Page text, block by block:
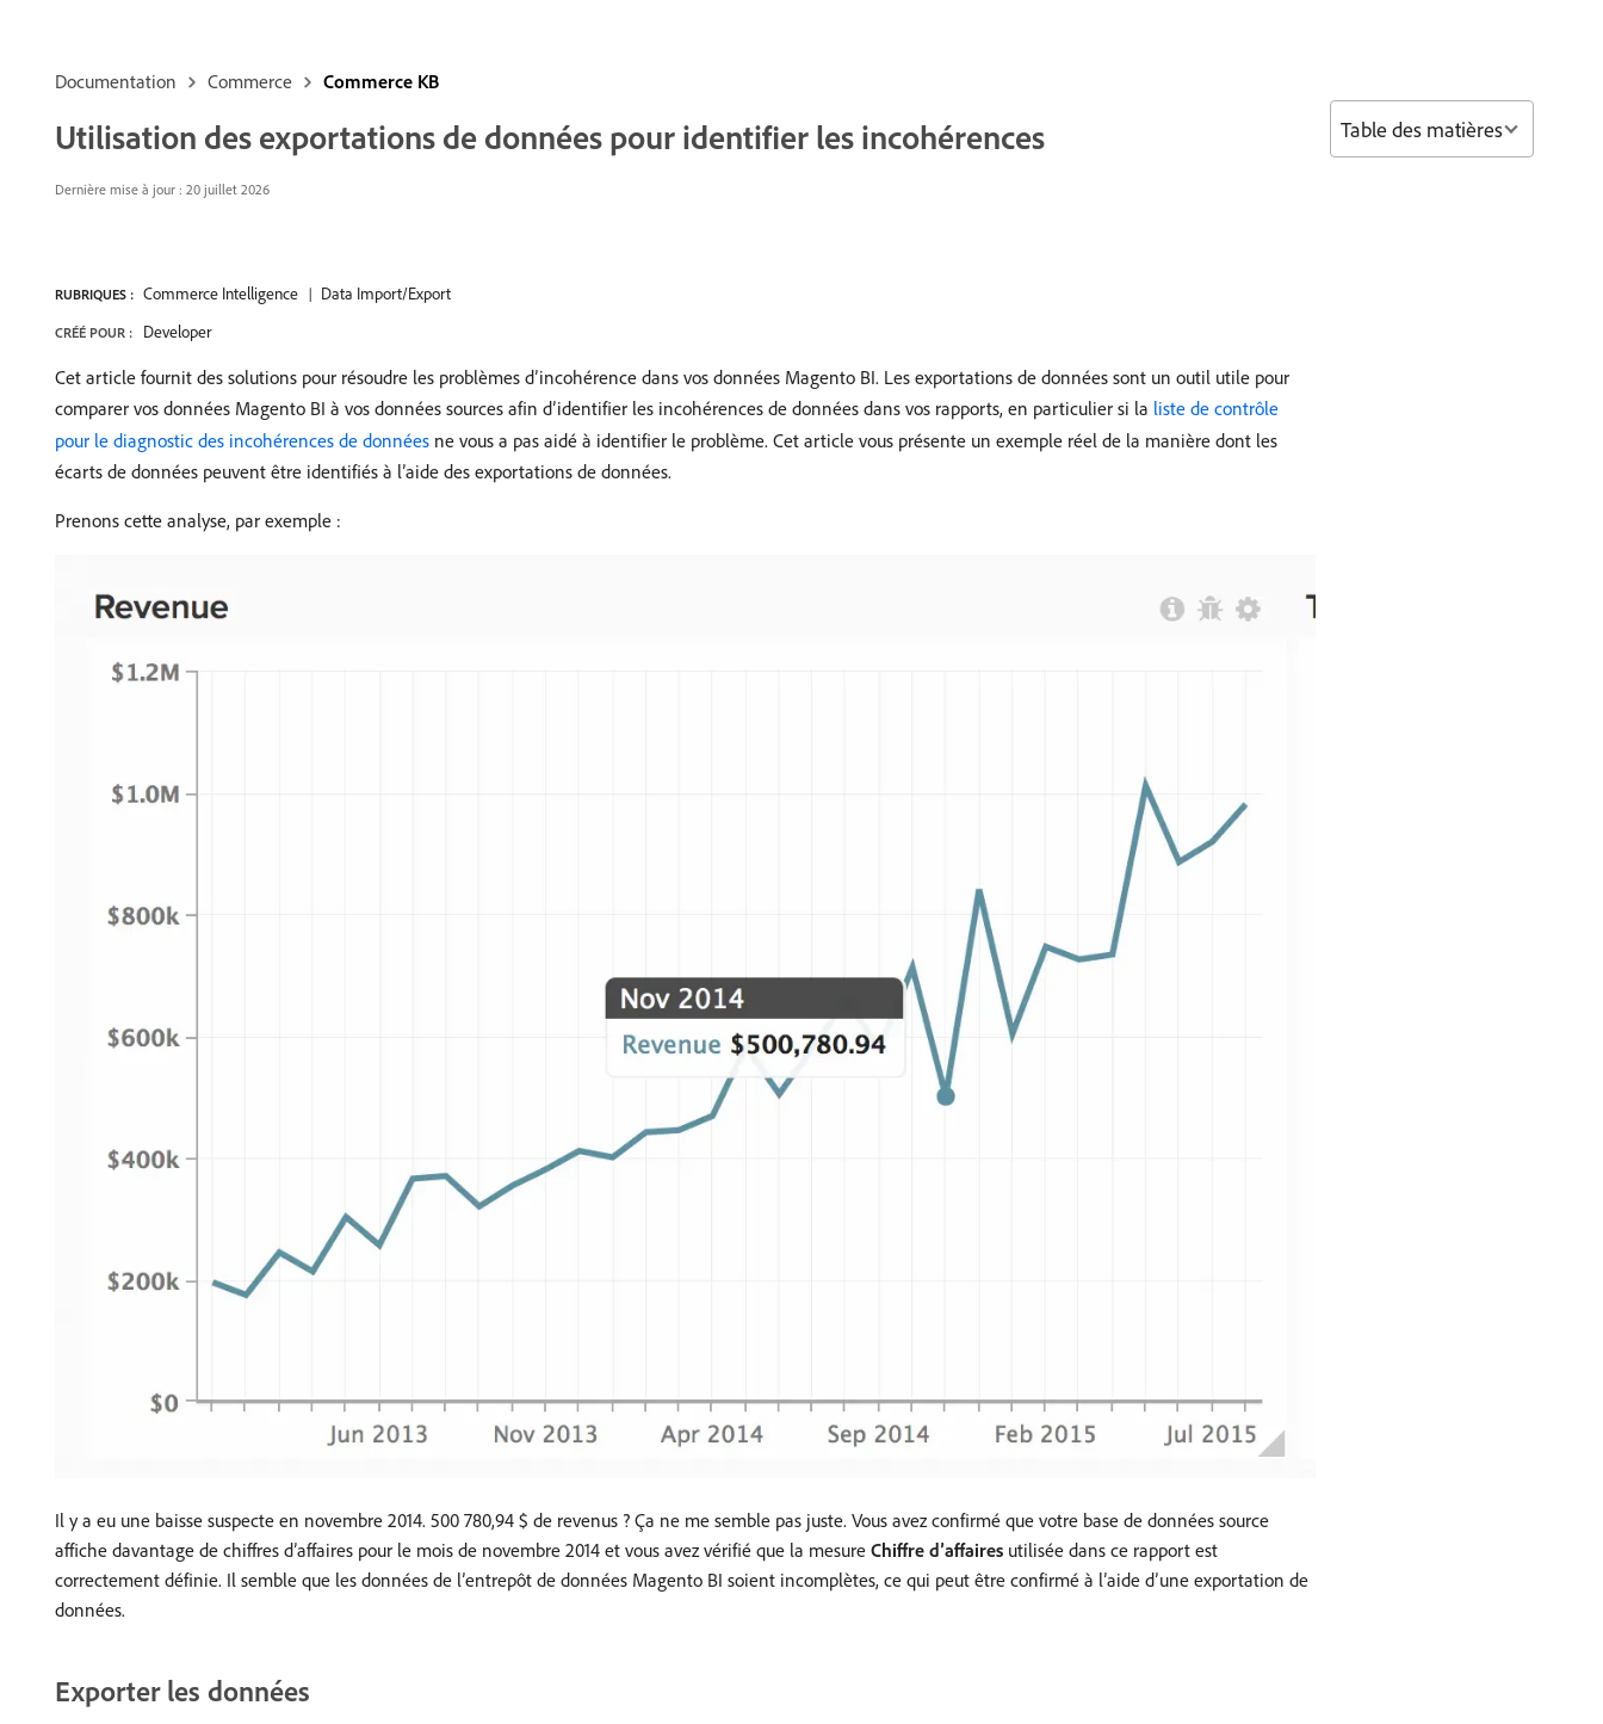
Documentation Commerce Commerce KB
Utilisation des exportations de données pour identifier les incohérences
Dernière mise à jour : 20 juillet 2026
RUBRIQUES : Commerce Intelligence Data Import/Export
CRÉÉ POUR : Developer
Cet article fournit des solutions pour résoudre les problèmes d’incohérence dans vos données Magento BI. Les exportations de données sont un outil utile pour
comparer vos données Magento BI à vos données sources afin d’identifier les incohérences de données dans vos rapports, en particulier si la liste de contrôle
pour le diagnostic des incohérences de données ne vous a pas aidé à identifier le problème. Cet article vous présente un exemple réel de la manière dont les
écarts de données peuvent être identifiés à l’aide des exportations de données.
Prenons cette analyse, par exemple :
Il y a eu une baisse suspecte en novembre 2014. 500 780,94 $ de revenus ? Ça ne me semble pas juste. Vous avez confirmé que votre base de données source
affiche davantage de chiffres d’affaires pour le mois de novembre 2014 et vous avez vérifié que la mesure Chiffre d’affaires utilisée dans ce rapport est
correctement définie. Il semble que les données de l’entrepôt de données Magento BI soient incomplètes, ce qui peut être confirmé à l’aide d’une exportation de
données.
Exporter les données
Table des matières